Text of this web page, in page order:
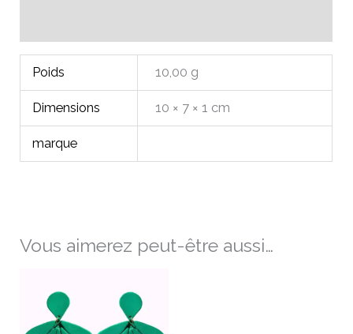
Poids 10,00 g
Dimensions 10 × 7 × 1 cm
marque
Vous aimerez peut-être aussi…